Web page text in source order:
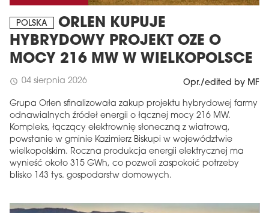
POLSKA
ORLEN KUPUJE
HYBRYDOWY PROJEKT OZE O
MOCY 216 MW W WIELKOPOLSCE
schedule 04 sierpnia 2026 Opr./edited by MF
Grupa Orlen sfinalizowała zakup projektu hybrydowej farmy
odnawialnych źródeł energii o łącznej mocy 216 MW.
Kompleks, łączący elektrownię słoneczną z wiatrową,
powstanie w gminie Kazimierz Biskupi w województwie
wielkopolskim. Roczna produkcja energii elektrycznej ma
wynieść około 315 GWh, co pozwoli zaspokoić potrzeby
blisko 143 tys. gospodarstw domowych.